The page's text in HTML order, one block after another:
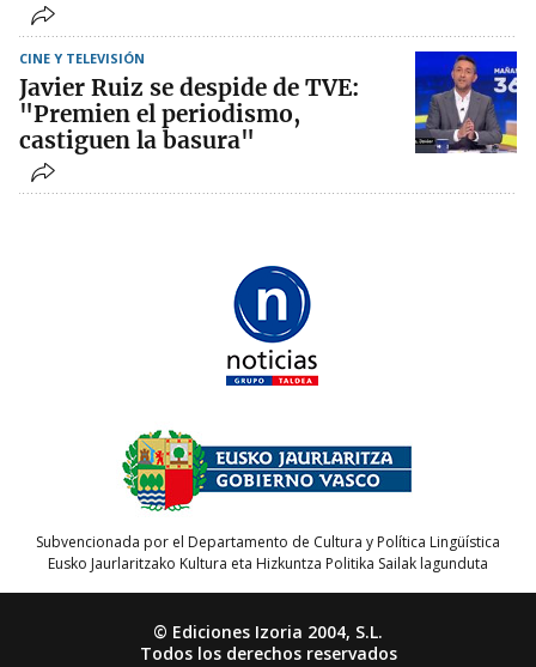
CINE Y TELEVISIÓN
Javier Ruiz se despide de TVE:
"Premien el periodismo,
castiguen la basura"
Subvencionada por el Departamento de Cultura y Política Lingüística
Eusko Jaurlaritzako Kultura eta Hizkuntza Politika Sailak lagunduta
© Ediciones Izoria 2004, S.L.
Todos los derechos reservados